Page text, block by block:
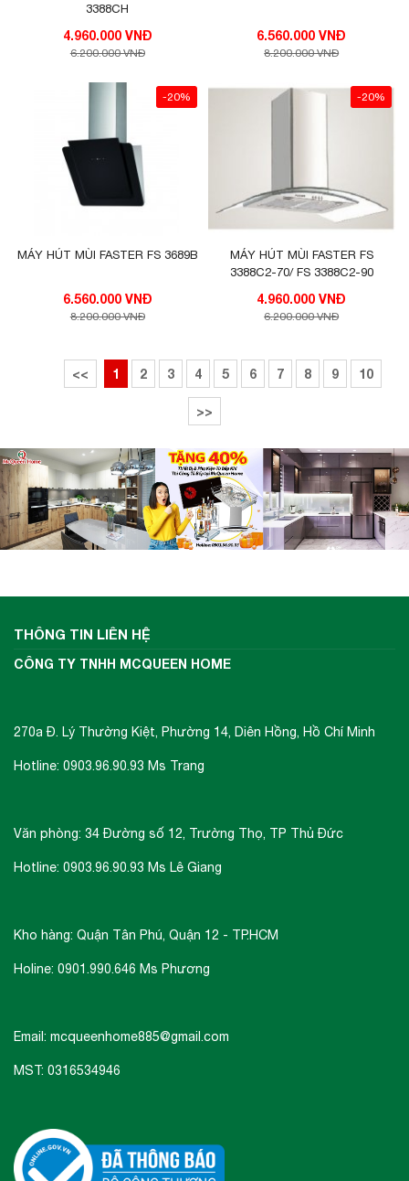
3388CH
4.960.000 VNĐ
6.200.000 VNĐ
6.560.000 VNĐ
8.200.000 VNĐ
-20%
MÁY HÚT MÙI FASTER FS 3689B
6.560.000 VNĐ
8.200.000 VNĐ
-20%
MÁY HÚT MÙI FASTER FS
3388C2-70/ FS 3388C2-90
4.960.000 VNĐ
6.200.000 VNĐ
<< 1 2 3 4 5 6 7 8 9 10
>>
THÔNG TIN LIÊN HỆ
CÔNG TY TNHH MCQUEEN HOME
270a Đ. Lý Thường Kiệt, Phường 14, Diên Hồng, Hồ Chí Minh
Hotline: 0903.96.90.93 Ms Trang
Văn phòng: 34 Đường số 12, Trường Thọ, TP Thủ Đức
Hotline: 0903.96.90.93 Ms Lê Giang
Kho hàng: Quận Tân Phú, Quận 12 - TP.HCM
Holine: 0901.990.646 Ms Phương
Email: mcqueenhome885@gmail.com
MST: 0316534946